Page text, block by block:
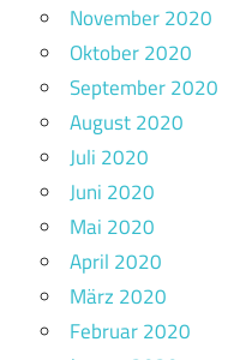
November 2020
Oktober 2020
September 2020
August 2020
Juli 2020
Juni 2020
Mai 2020
April 2020
März 2020
Februar 2020